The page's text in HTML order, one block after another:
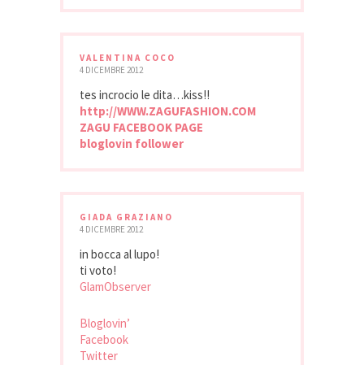
VALENTINA COCO
4 DICEMBRE 2012
tes incrocio le dita…kiss!!
http://WWW.ZAGUFASHION.COM
ZAGU FACEBOOK PAGE
bloglovin follower
GIADA GRAZIANO
4 DICEMBRE 2012
in bocca al lupo!
ti voto!
GlamObserver
Bloglovin’
Facebook
Twitter